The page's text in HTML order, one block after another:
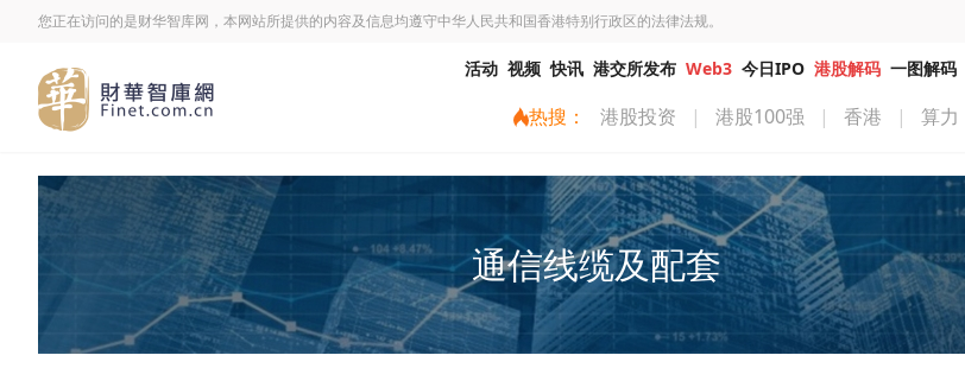
您正在访问的是财华智库网，本网站所提供的内容及信息均遵守中华人民共和国香港特别行政区的法律法规。
活动 视频 快讯 港交所发布 Web3 今日IPO 港股解码 一图解码
热搜： 港股投资 | 港股100强 | 香港 | 算力
通信线缆及配套